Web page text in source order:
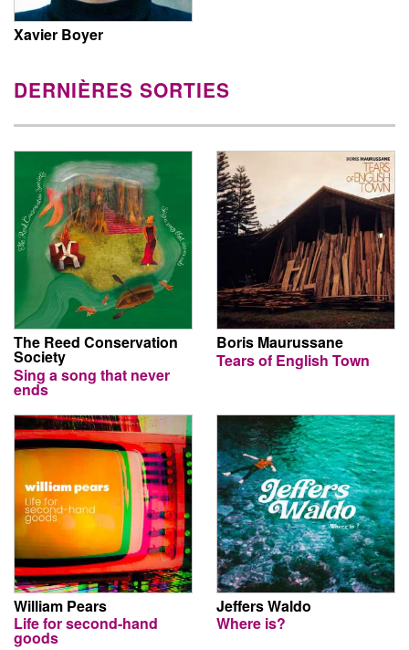
Xavier Boyer
DERNIÈRES SORTIES
The Reed Conservation
Society
Sing a song that never
ends
Boris Maurussane
Tears of English Town
William Pears
Life for second-hand
goods
Jeffers Waldo
Where is?